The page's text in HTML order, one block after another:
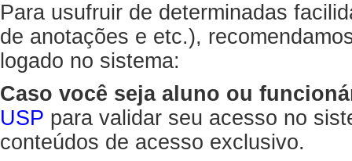
Para usufruir de determinadas
de anotações e etc.),
logado no sistema:
Caso você seja aluno ou
USP para validar seu acesso no
conteúdos de acesso exclusivo.